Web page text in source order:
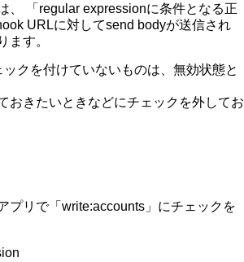
、 「regular expressionに条件となる正
URLに対してsend bodyが送信され
ます。
クを付けていないものは、無効状態と
おきたいときなどにチェックを外してお
プリで「write:accounts」にチェックを